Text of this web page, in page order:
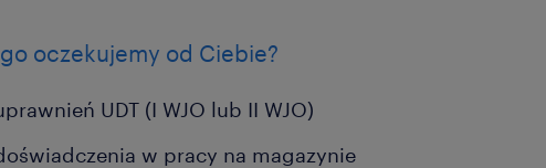
oczekujemy od Ciebie?
UDT (I WJO lub II WJO)
w pracy na magazynie